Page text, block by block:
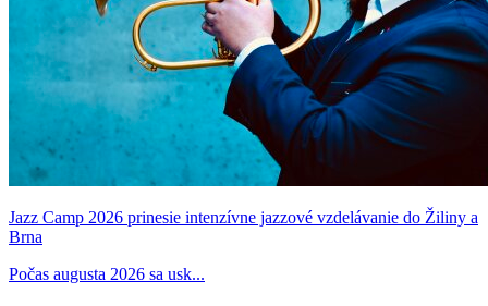
Jazz Camp 2026 prinesie intenzívne jazzové vzdelávanie do Žiliny a
Brna
Počas augusta 2026 sa usk...